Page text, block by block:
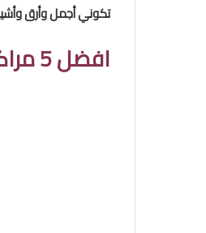
تكوني أجمل وأرق
افضل 5 مراكز تجميل حريمى فى دمياط